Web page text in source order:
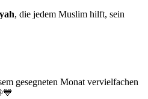
, die jedem Muslim hilft, sein
gesegneten Monat vervielfachen